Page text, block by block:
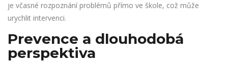
je včasné rozpoznání problémů přímo ve škole, což může
urychlit intervenci.
Prevence a dlouhodobá
perspektiva